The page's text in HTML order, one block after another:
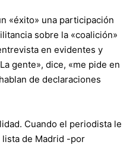
«éxito» una participación
sobre la «coalición»
en evidentes y
gente», dice, «me pide en
de declaraciones
Cuando el periodista le
de Madrid -por